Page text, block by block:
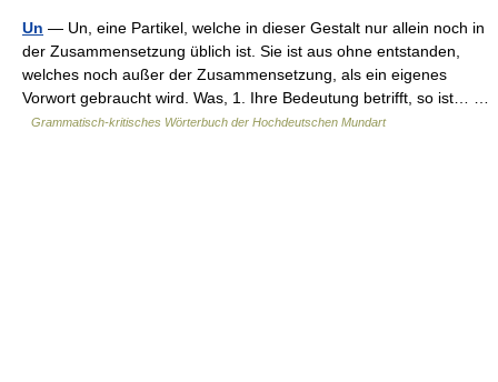
Un — Un, eine Partikel, welche in dieser Gestalt nur allein noch in
der Zusammensetzung üblich ist. Sie ist aus ohne entstanden,
welches noch außer der Zusammensetzung, als ein eigenes
Vorwort gebraucht wird. Was, 1. Ihre Bedeutung betrifft, so ist… …
Grammatisch-kritisches Wörterbuch der Hochdeutschen Mundart